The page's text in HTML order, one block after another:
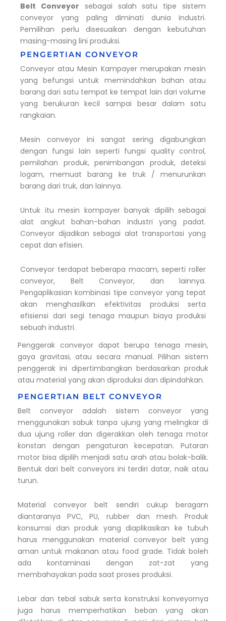
Belt Conveyor sebagai salah satu tipe sistem
conveyor yang paling diminati dunia industri.
Pemilihan perlu disesuaikan dengan kebutuhan
masing-masing lini produksi.
PENGERTIAN CONVEYOR
Conveyor atau Mesin Kampayer merupakan mesin
yang befungsi untuk memindahkan bahan atau
barang dari satu tempat ke tempat lain dari volume
yang berukuran kecil sampai besar dalam satu
rangkaian.
Mesin conveyor ini sangat sering digabungkan
dengan fungsi lain seperti fungsi quality control,
pemilahan produk, penimbangan produk, deteksi
logam, memuat barang ke truk / menurunkan
barang dari truk, dan lainnya.
Untuk itu mesin kompayer banyak dipilih sebagai
alat angkut bahan-bahan industri yang padat.
Conveyor dijadikan sebagai alat transportasi yang
cepat dan efisien.
Conveyor terdapat beberapa macam, seperti roller
conveyor, Belt Conveyor, dan lainnya.
Pengaplikasian kombinasi tipe conveyor yang tepat
akan menghasilkan efektivitas produksi serta
efisiensi dari segi tenaga maupun biaya produksi
sebuah industri.
Penggerak conveyor dapat berupa tenaga mesin,
gaya gravitasi, atau secara manual. Pilihan sistem
penggerak ini dipertimbangkan berdasarkan produk
atau material yang akan diproduksi dan dipindahkan.
PENGERTIAN BELT CONVEYOR
Belt conveyor adalah sistem conveyor yang
menggunakan sabuk tanpa ujung yang melingkar di
dua ujung roller dan digerakkan oleh tenaga motor
konstan dengan pengaturan kecepatan. Putaran
motor bisa dipilih menjadi satu arah atau bolak-balik.
Bentuk dari belt conveyors ini terdiri datar, naik atau
turun.
Material conveyor belt sendiri cukup beragam
diantaranya PVC, PU, rubber dan mesh. Produk
konsumsi dan produk yang diaplikasikan ke tubuh
harus menggunakan material conveyor belt yang
aman untuk makanan atau food grade. Tidak boleh
ada kontaminasi dengan zat-zat yang
membahayakan pada saat proses produksi.
Lebar dan tebal sabuk serta konstruksi konveyornya
juga harus memperhatikan beban yang akan